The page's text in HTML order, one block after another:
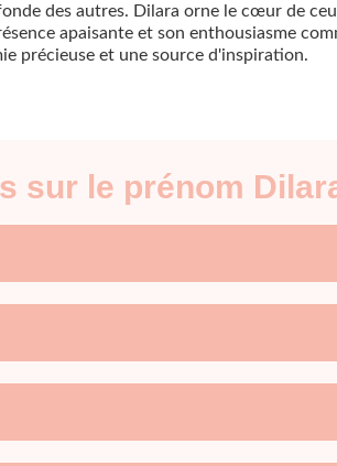
des autres. Dilara orne le cœur de
apaisante et son enthousiasme
précieuse et une source d'inspiration.
sur le prénom